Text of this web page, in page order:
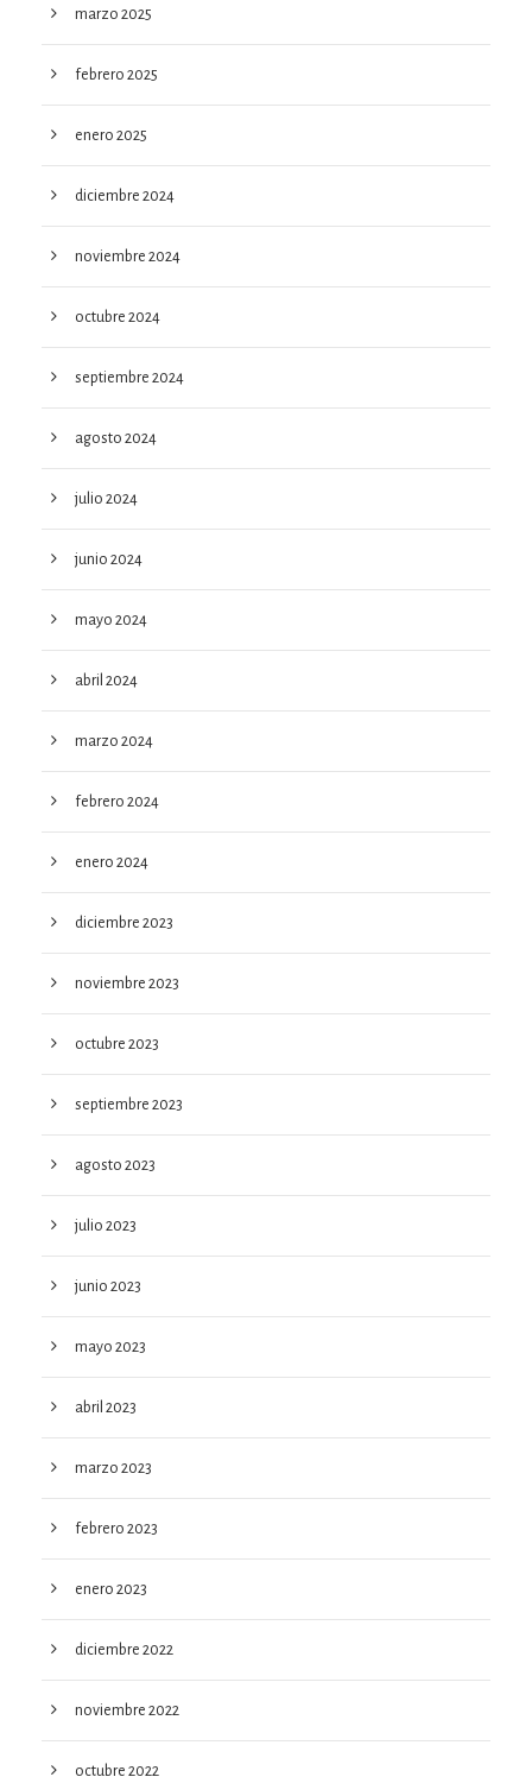
marzo 2025
febrero 2025
enero 2025
diciembre 2024
noviembre 2024
octubre 2024
septiembre 2024
agosto 2024
julio 2024
junio 2024
mayo 2024
abril 2024
marzo 2024
febrero 2024
enero 2024
diciembre 2023
noviembre 2023
octubre 2023
septiembre 2023
agosto 2023
julio 2023
junio 2023
mayo 2023
abril 2023
marzo 2023
febrero 2023
enero 2023
diciembre 2022
noviembre 2022
octubre 2022